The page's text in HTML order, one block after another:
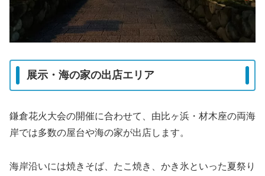
展示・海の家の出店エリア
鎌倉花火大会の開催に合わせて、由比ヶ浜・材木座の両海
岸では多数の屋台や海の家が出店します。
海岸沿いには焼きそば、たこ焼き、かき氷といった夏祭り